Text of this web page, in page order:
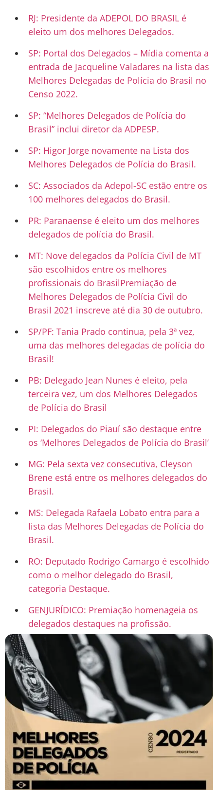
RJ: Presidente da ADEPOL DO BRASIL é
eleito um dos melhores Delegados.
SP: Portal dos Delegados – Mídia comenta a
entrada de Jacqueline Valadares na lista das
Melhores Delegadas de Polícia do Brasil no
Censo 2022.
SP: “Melhores Delegados de Polícia do
Brasil” inclui diretor da ADPESP.
SP: Higor Jorge novamente na Lista dos
Melhores Delegados de Polícia do Brasil.
SC: Associados da Adepol-SC estão entre os
100 melhores delegados do Brasil.
PR: Paranaense é eleito um dos melhores
delegados de polícia do Brasil.
MT: Nove delegados da Polícia Civil de MT
são escolhidos entre os melhores
profissionais do BrasilPremiação de
Melhores Delegados de Polícia Civil do
Brasil 2021 inscreve até dia 30 de outubro.
SP/PF: Tania Prado continua, pela 3ª vez,
uma das melhores delegadas de polícia do
Brasil!
PB: Delegado Jean Nunes é eleito, pela
terceira vez, um dos Melhores Delegados
de Polícia do Brasil
PI: Delegados do Piauí são destaque entre
os ‘Melhores Delegados de Polícia do Brasil’
MG: Pela sexta vez consecutiva, Cleyson
Brene está entre os melhores delegados do
Brasil.
MS: Delegada Rafaela Lobato entra para a
lista das Melhores Delegadas de Polícia do
Brasil.
RO: Deputado Rodrigo Camargo é escolhido
como o melhor delegado do Brasil,
categoria Destaque.
GENJURÍDICO: Premiação homenageia os
delegados destaques na profissão.